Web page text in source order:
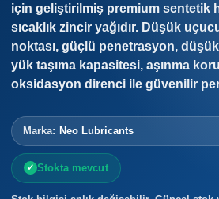
için geliştirilmiş premium sentetik
sıcaklık zincir yağıdır. Düşük
noktası, güçlü penetrasyon,
yük taşıma kapasitesi, aşınma
oksidasyon direnci ile güvenilir
Marka: Neo Lubricants
Stokta mevcut